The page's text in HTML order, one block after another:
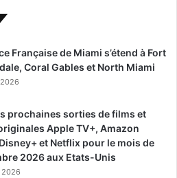
Française de Miami s’étend à Fort
Coral Gables et North Miami
prochaines sorties de films et
Apple TV+, Amazon
et Netflix pour le mois de
2026 aux Etats-Unis
2026